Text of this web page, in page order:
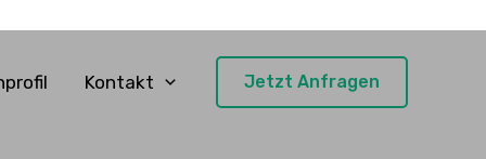
Kontakt Jetzt Anfragen